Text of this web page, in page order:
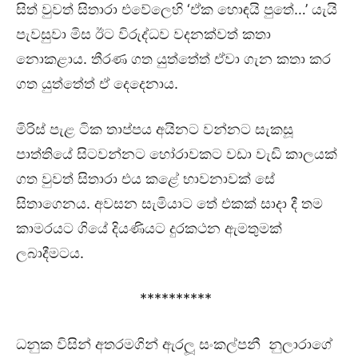
සිත් වුවත් සිතාරා එවේලෙහි ‘ඒක හොඳයි පුතේ…’ යැයි
පැවසුවා මිස ඊට විරුද්ධව වදනක්වත් කතා
නොකළාය. තීරණ ගත යුත්තේත් ඒවා ගැන කතා කර
ගත යුත්තේත් ඒ දෙදෙනාය.
මිරිස් පැළ ටික තාප්පය අයිනට වන්නට සැකසූ
පාත්තියේ සිටවන්නට හෝරාවකට වඩා වැඩි කාලයක්
ගත වුවත් සිතාරා එය කළේ භාවනාවක් සේ
සිතාගෙනය. අවසන සැමියාට තේ එකක් සාදා දී තම
කාමරයට ගියේ දියණියට දුරකථන ඇමතුමක්
ලබාදීමටය.
**********
ධනුක විසින් අතරමගින් ඇරලූ සංකල්පනී නුලාරාගේ